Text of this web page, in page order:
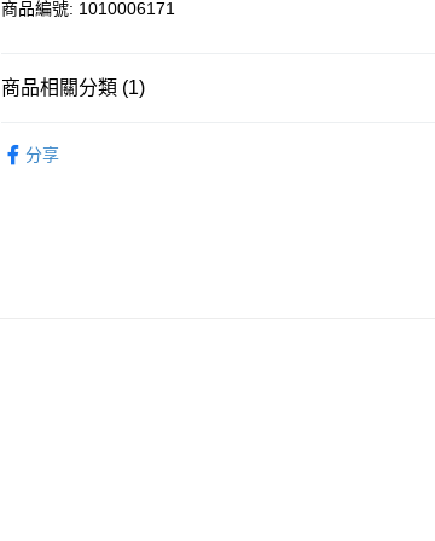
每筆HK$100.00，滿HK$500.00或以上免運費
商品編號: 1010006171
商品相關分類 (1)
分享